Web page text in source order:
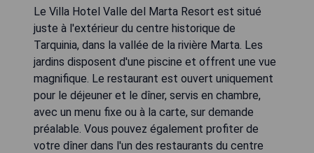
Le Villa Hotel Valle del Marta Resort est situé
juste à l'extérieur du centre historique de
Tarquinia, dans la vallée de la rivière Marta. Les
jardins disposent d'une piscine et offrent une vue
magnifique. Le restaurant est ouvert uniquement
pour le déjeuner et le dîner, servis en chambre,
avec un menu fixe ou à la carte, sur demande
préalable. Vous pouvez également profiter de
votre dîner dans l'un des restaurants du centre